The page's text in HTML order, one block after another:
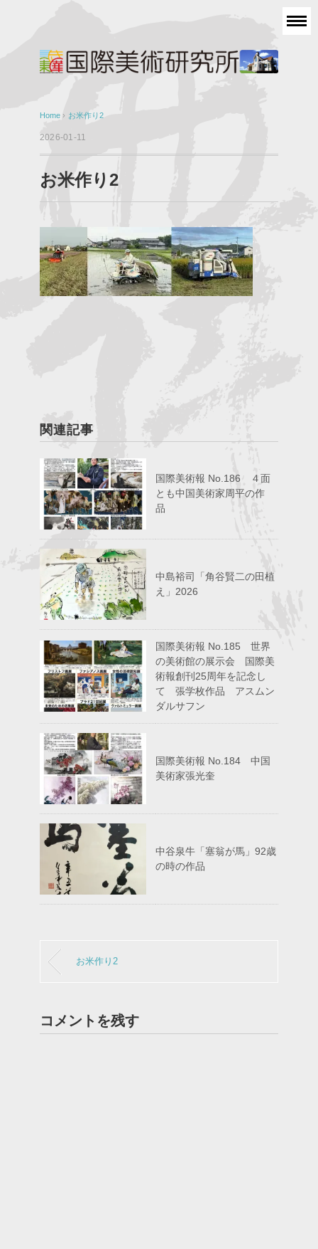
Home › お米作り2
2026-01-11
お米作り2
関連記事
国際美術報 No.186 ４面
とも中国美術家周平の作
品
中島裕司「角谷賢二の田植
え」2026
国際美術報 No.185 世界
の美術館の展示会 国際美
術報創刊25周年を記念し
て 張学枚作品 アスムン
ダルサフン
国際美術報 No.184 中国
美術家張光奎
中谷泉牛「塞翁が馬」92歳
の時の作品
お米作り2
コメントを残す